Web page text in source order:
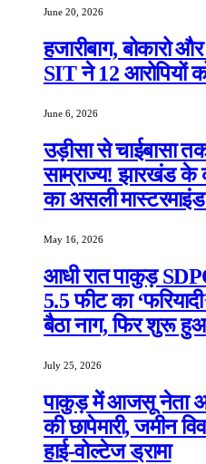
June 20, 2026
हजारीबाग, बोकारो
SIT ने 12 आरोपियों
June 6, 2026
उड़ीसा से चाईबासा
साम्राज्य! झारखंड
का असली
May 16, 2026
आधी रात पाकुड़
5.5 फीट का
बैठा नाग, फिर शुरू हुआ
July 25, 2026
पाकुड़ में आजसू नेता
की छापेमारी, जमीन
हाई-वोल्टेज ड्रामा